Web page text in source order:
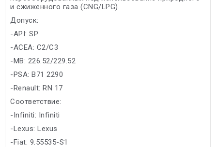
и сжиженного газа (CNG/LPG).
Допуск:
-API: SP
-ACEA: C2/C3
-MB: 226.52/229.52
-PSA: B71 2290
-Renault: RN 17
Соответствие:
-Infiniti: Infiniti
-Lexus: Lexus
-Fiat: 9.55535-S1